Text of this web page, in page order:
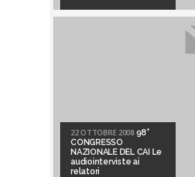
22 OTTOBRE 2008 98°
CONGRESSO
NAZIONALE DEL CAI Le
audiointerviste ai
relatori